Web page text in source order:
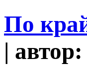
По
| автор: